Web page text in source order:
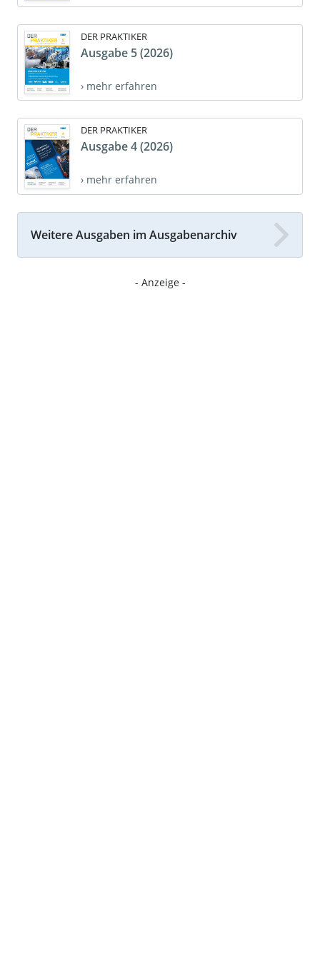
DER PRAKTIKER
Ausgabe 5 (2026)
› mehr erfahren
DER PRAKTIKER
Ausgabe 4 (2026)
› mehr erfahren
Weitere Ausgaben im Ausgabenarchiv
- Anzeige -